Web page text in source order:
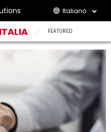
Italiano
FEATURED